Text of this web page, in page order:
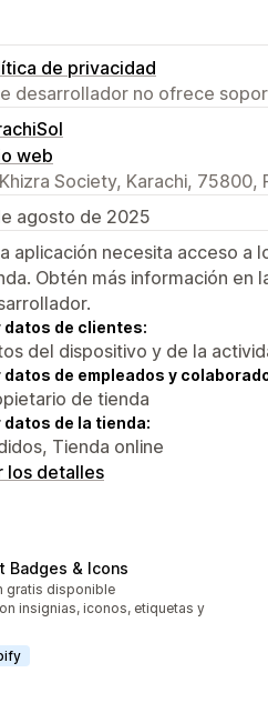
de privacidad
desarrollador no ofrece
web
Society, Karachi, 75800,
agosto de 2025
aplicación necesita acceso a
Obtén más información en
datos de clientes:
del dispositivo y de la
datos de empleados y
de tienda
datos de la tienda:
Tienda online
los detalles
Badges & Icons
gratis disponible
insignias, iconos, etiquetas y